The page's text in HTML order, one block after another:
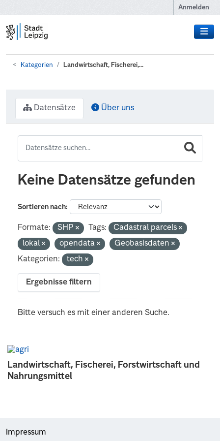
Anmelden
Kategorien Landwirtschaft, Fischerei,...
Landwirtschaft, Fischerei, Forstwirtschaft und
Nahrungsmittel
Datensätze Über uns
Keine Datensätze gefunden
Sortieren nach
Formate: SHP Tags:
Cadastral parcels
lokal
opendata
Geobasisdaten
Kategorien:
tech
Ergebnisse filtern
Bitte versuch es mit einer anderen Suche.
Impressum